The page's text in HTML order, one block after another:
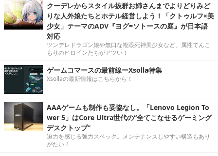
クーデレからスタイル抜群お姉さんまでよりどりみど
りな人外娘たちとホテル経営しよう！「クトゥルフ×美
少女」テーマのADV『ヨグ=ソトースの庭』が日本語
対応
ツンデレドラゴン娘や無口な複眼死神美少女など、属性てんこ
もりのヒロインたちがアツい！
ゲームコマースの最前線ーXsolla特集
Xsollaの最新情報はこちらから！
AAAゲームも制作も妥協なし。「Lenovo Legion To
wer 5」はCore Ultra世代の“全てこなせるゲーミング
デスクトップ”
迫力を感じる強力スペック。メンテナンスしやすい構造もあり
がたい！